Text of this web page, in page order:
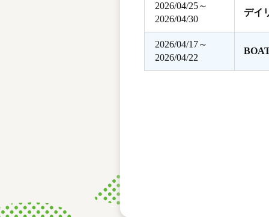
2026/04/25～
2026/04/30
デイ
2026/04/17～
2026/04/22